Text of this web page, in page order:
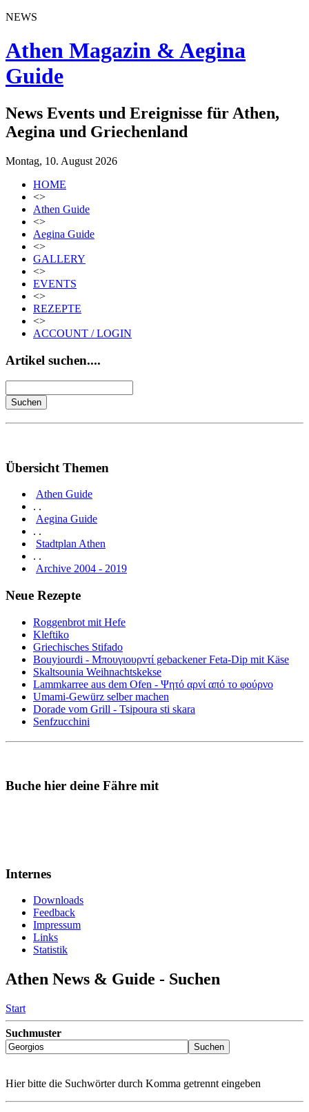
NEWS
Athen Magazin & Aegina
Guide
News Events und Ereignisse für Athen,
Aegina und Griechenland
Montag, 10. August 2026
HOME
<>
Athen Guide
<>
Aegina Guide
<>
GALLERY
<>
EVENTS
<>
REZEPTE
<>
ACCOUNT / LOGIN
Artikel suchen....
Übersicht Themen
Athen Guide
. .
Aegina Guide
. .
Stadtplan Athen
. .
Archive 2004 - 2019
Neue Rezepte
Roggenbrot mit Hefe
Kleftiko
Griechisches Stifado
Bouyiourdi - Μπουγιουρντί gebackener Feta-Dip mit Käse
Skaltsounia Weihnachtskekse
Lammkarree aus dem Ofen - Ψητό αρνί από το φούρνο
Umami-Gewürz selber machen
Dorade vom Grill - Tsipoura sti skara
Senfzucchini
Buche hier deine Fähre mit
Internes
Downloads
Feedback
Impressum
Links
Statistik
Athen News & Guide - Suchen
Start
Suchmuster
Hier bitte die Suchwörter durch Komma getrennt eingeben